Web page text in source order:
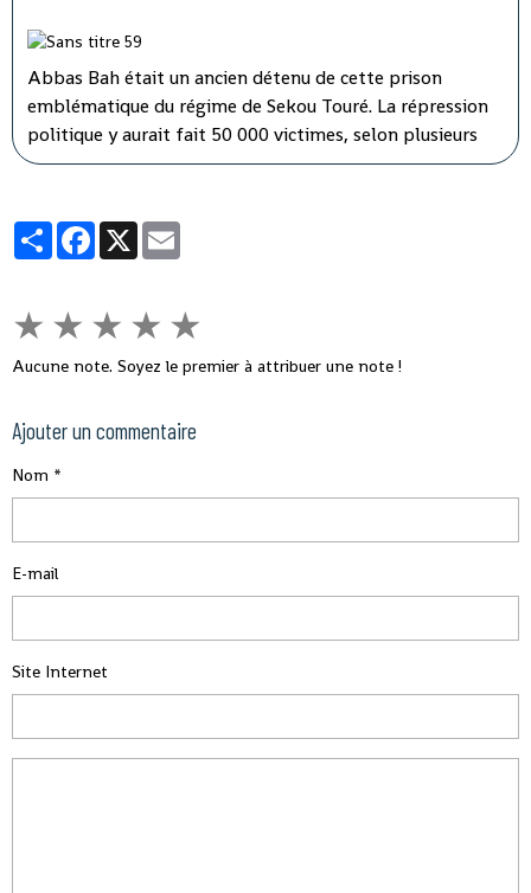
Abbas Bah était un ancien détenu de cette prison
emblématique du régime de Sekou Touré. La répression
politique y aurait fait 50 000 victimes, selon plusieurs
ONG dont Amnesty International. Abbas Bah y avait été
et 1978.
PartagerFacebook
X
★ ★ ★ ★ ★
Aucune note. Soyez le premier à attribuer une note !
Ajouter un commentaire
Nom
E-mail
Site Internet